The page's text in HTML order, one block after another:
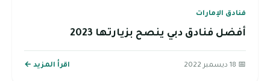
فنادق الإمارات
أفضل فنادق دبي ينصح بزيارتها 2023
📅 18 ديسمبر 2022 اقرأ المزيد ←